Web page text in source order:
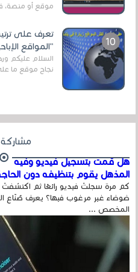
موقع أو منصة،
تعرف على
"المواقع
السلام عليكم
نجاح موقع ما
هل قمت بتسجيل فيديو وفيه
المذهل يقوم بتنظيفه دون الحاجة
كم مرة سجلتَ فيديو رائعًا ثم
ضوضاء غير مرغوب فيها؟ يعرف صُنّاع
المخصص ...